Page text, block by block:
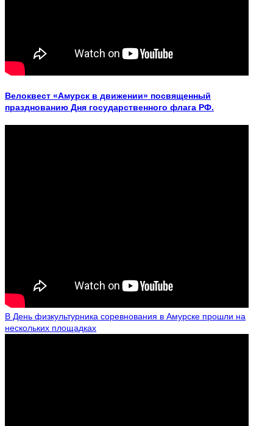
Велоквест «Амурск в движении» посвященный
празднованию Дня государственного флага РФ.
В День физкультурника соревнования в Амурске прошли на
нескольких площадках